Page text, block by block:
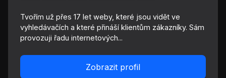
Tvořím už přes 17 let weby, které jsou vidět ve
vyhledávačích a které přináší klientům zákazníky. Sám
provozuji řadu internetových...
Zobrazit profil